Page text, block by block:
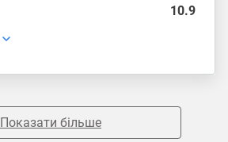
10.9
Показати більше